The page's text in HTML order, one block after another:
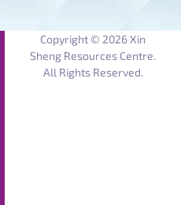
Copyright © 2026 Xin
Sheng Resources Centre.
All Rights Reserved.